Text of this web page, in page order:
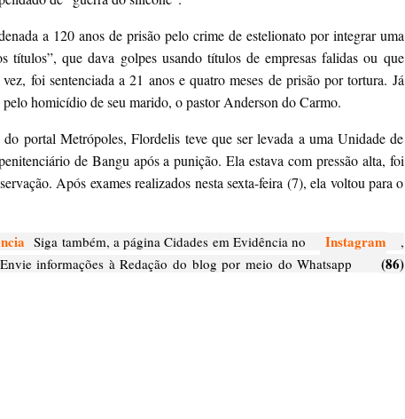
a 120 anos de prisão pelo crime de estelionato por integrar uma
títulos”, que dava golpes usando títulos de empresas falidas ou que
foi sentenciada a 21 anos e quatro meses de prisão por tortura. Já
homicídio de seu marido, o pastor Anderson do Carmo.
portal Metrópoles, Flordelis teve que ser levada a uma Unidade de
de Bangu após a punição. Ela estava com pressão alta, foi
Após exames realizados nesta sexta-feira (7), ela voltou para o
Siga também, a página Cidades em Evidência no Instagram ,
informações à Redação do blog por meio do Whatsapp (86)